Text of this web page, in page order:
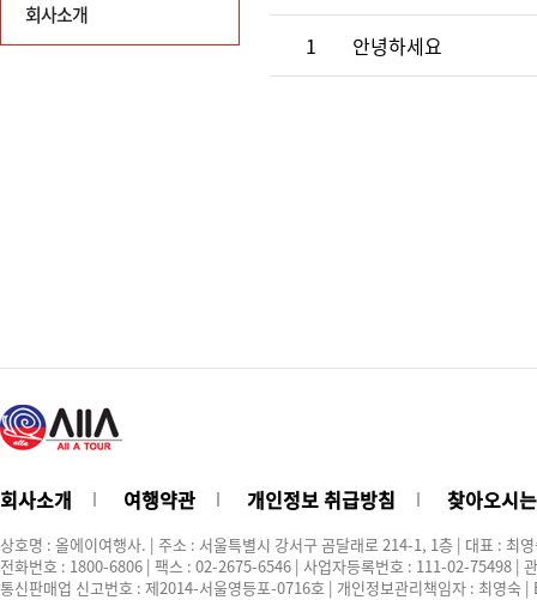
회사소개
1 안녕하세요
회사소개 여행약관 개인정보 취급방침 찾아오시
상호명 : 올에이여행사. | 주소 : 서울특별시 강서구 곰달래로 214-1, 1층 | 대표 : 최
전화번호 : 1800-6806 | 팩스 : 02-2675-6546 | 사업자등록번호 : 111-02-75498 |
통신판매업 신고번호 : 제2014-서울영등포-0716호 | 개인정보관리책임자 : 최영